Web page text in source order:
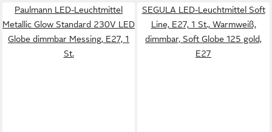
Paulmann LED-Leuchtmittel
Metallic Glow Standard 230V LED
Globe dimmbar Messing, E27, 1
St.
SEGULA LED-Leuchtmittel Soft
Line, E27, 1 St., Warmweiß,
dimmbar, Soft Globe 125 gold,
E27